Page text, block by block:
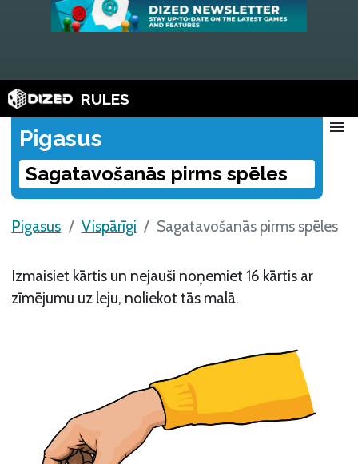
RULES
Pigasus
Sagatavošanās pirms spēles
menu
Pigasus Vispārīgi Sagatavošanās pirms spēles
Izmaisiet kārtis un nejauši noņemiet 16 kārtis ar
zīmējumu uz leju, noliekot tās malā.